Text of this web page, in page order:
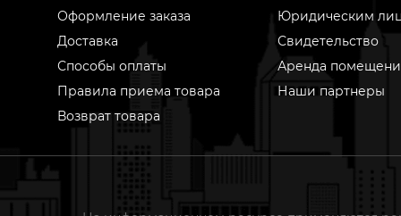
Оформление заказа
Доставка
Способы оплаты
Правила приема товара
Возврат товара
Юридическим
Свидетельство
Аренда
Наши партнеры